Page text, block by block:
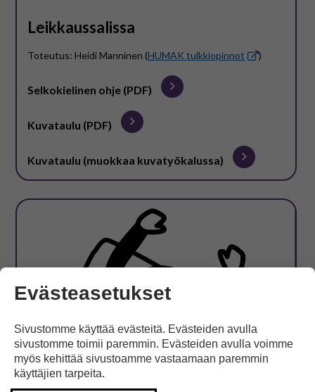
Leikkaussalissa
Toteutus: Heidi Manninen (HUMAK tulkkiopinnot )
Selkokielinen ohje (PDF)
Kuvataulu (PDF)
Kuvataulu (muokkaa kuvatyökalussa)
Evästeasetukset
Sivustomme käyttää evästeitä. Evästeiden avulla
sivustomme toimii paremmin. Evästeiden avulla voimme
myös kehittää sivustoamme vastaamaan paremmin
käyttäjien tarpeita.